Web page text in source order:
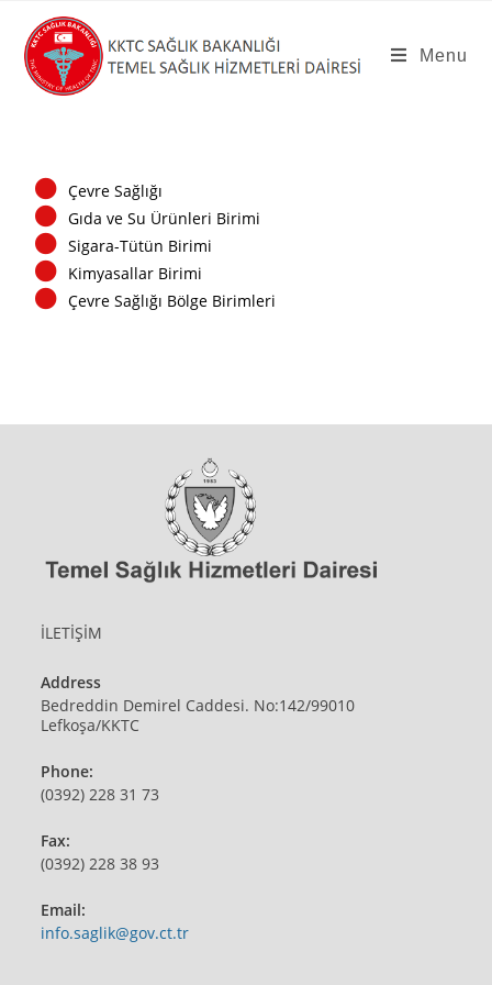
Menu
Çevre Sağlığı
Gıda ve Su Ürünleri Birimi
Sigara-Tütün Birimi
Kimyasallar Birimi
Çevre Sağlığı Bölge Birimleri
İLETİŞİM
Address
Bedreddin Demirel Caddesi. No:142/99010
Lefkoşa/KKTC
Phone:
(0392) 228 31 73
Fax:
(0392) 228 38 93
Email:
info.saglik@gov.ct.tr